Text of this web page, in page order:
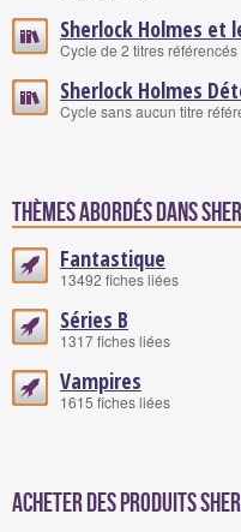
Sherlock Holmes et
Cycle de 2 titres référencés
Sherlock Holmes
Cycle sans aucun titre
Thèmes abordés dans
Fantastique
13492 fiches liées
Séries B
1317 fiches liées
Vampires
1615 fiches liées
Acheter des produits